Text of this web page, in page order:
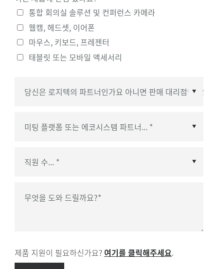
통합 회의실 솔루션 및 컨퍼런스 카메라
웹캠, 헤드셋, 이어폰
마우스, 키보드, 프레젠터
태블릿 또는 모바일 액세서리
미팅 플랫폼 또는 에코시스템 파트너
무엇을 도와 드릴까요?*
제품 지원이 필요하신가요? 여기를 클릭해주세요.